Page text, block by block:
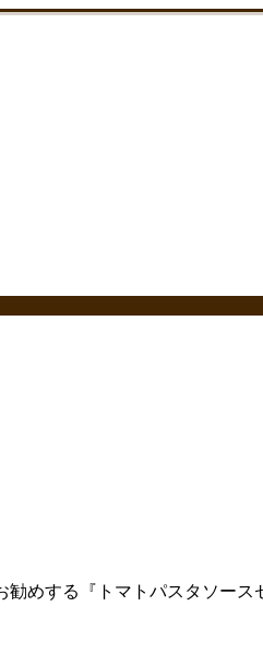
めする『トマトパスタソース